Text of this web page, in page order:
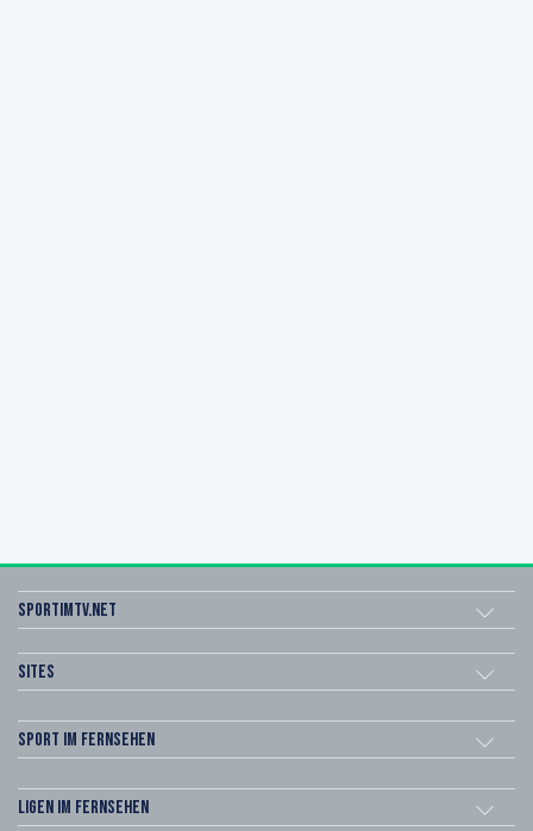
sportimtv.net
Sites
Sport im Fernsehen
Ligen im Fernsehen